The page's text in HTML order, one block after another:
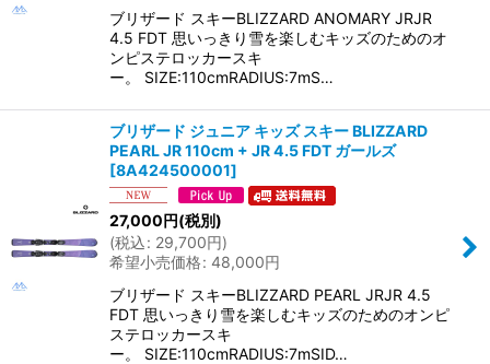
ブリザード スキーBLIZZARD ANOMARY JRJR
4.5 FDT 思いっきり雪を楽しむキッズのためのオ
ンピステロッカースキ
ー。 SIZE:110cmRADIUS:7mS…
ブリザード ジュニア キッズ スキー BLIZZARD
PEARL JR 110cm + JR 4.5 FDT ガールズ
[8A424500001]
27,000円(税別)
(税込: 29,700円)
希望小売価格: 48,000円
ブリザード スキーBLIZZARD PEARL JRJR 4.5
FDT 思いっきり雪を楽しむキッズのためのオンピ
ステロッカースキ
ー。 SIZE:110cmRADIUS:7mSID…